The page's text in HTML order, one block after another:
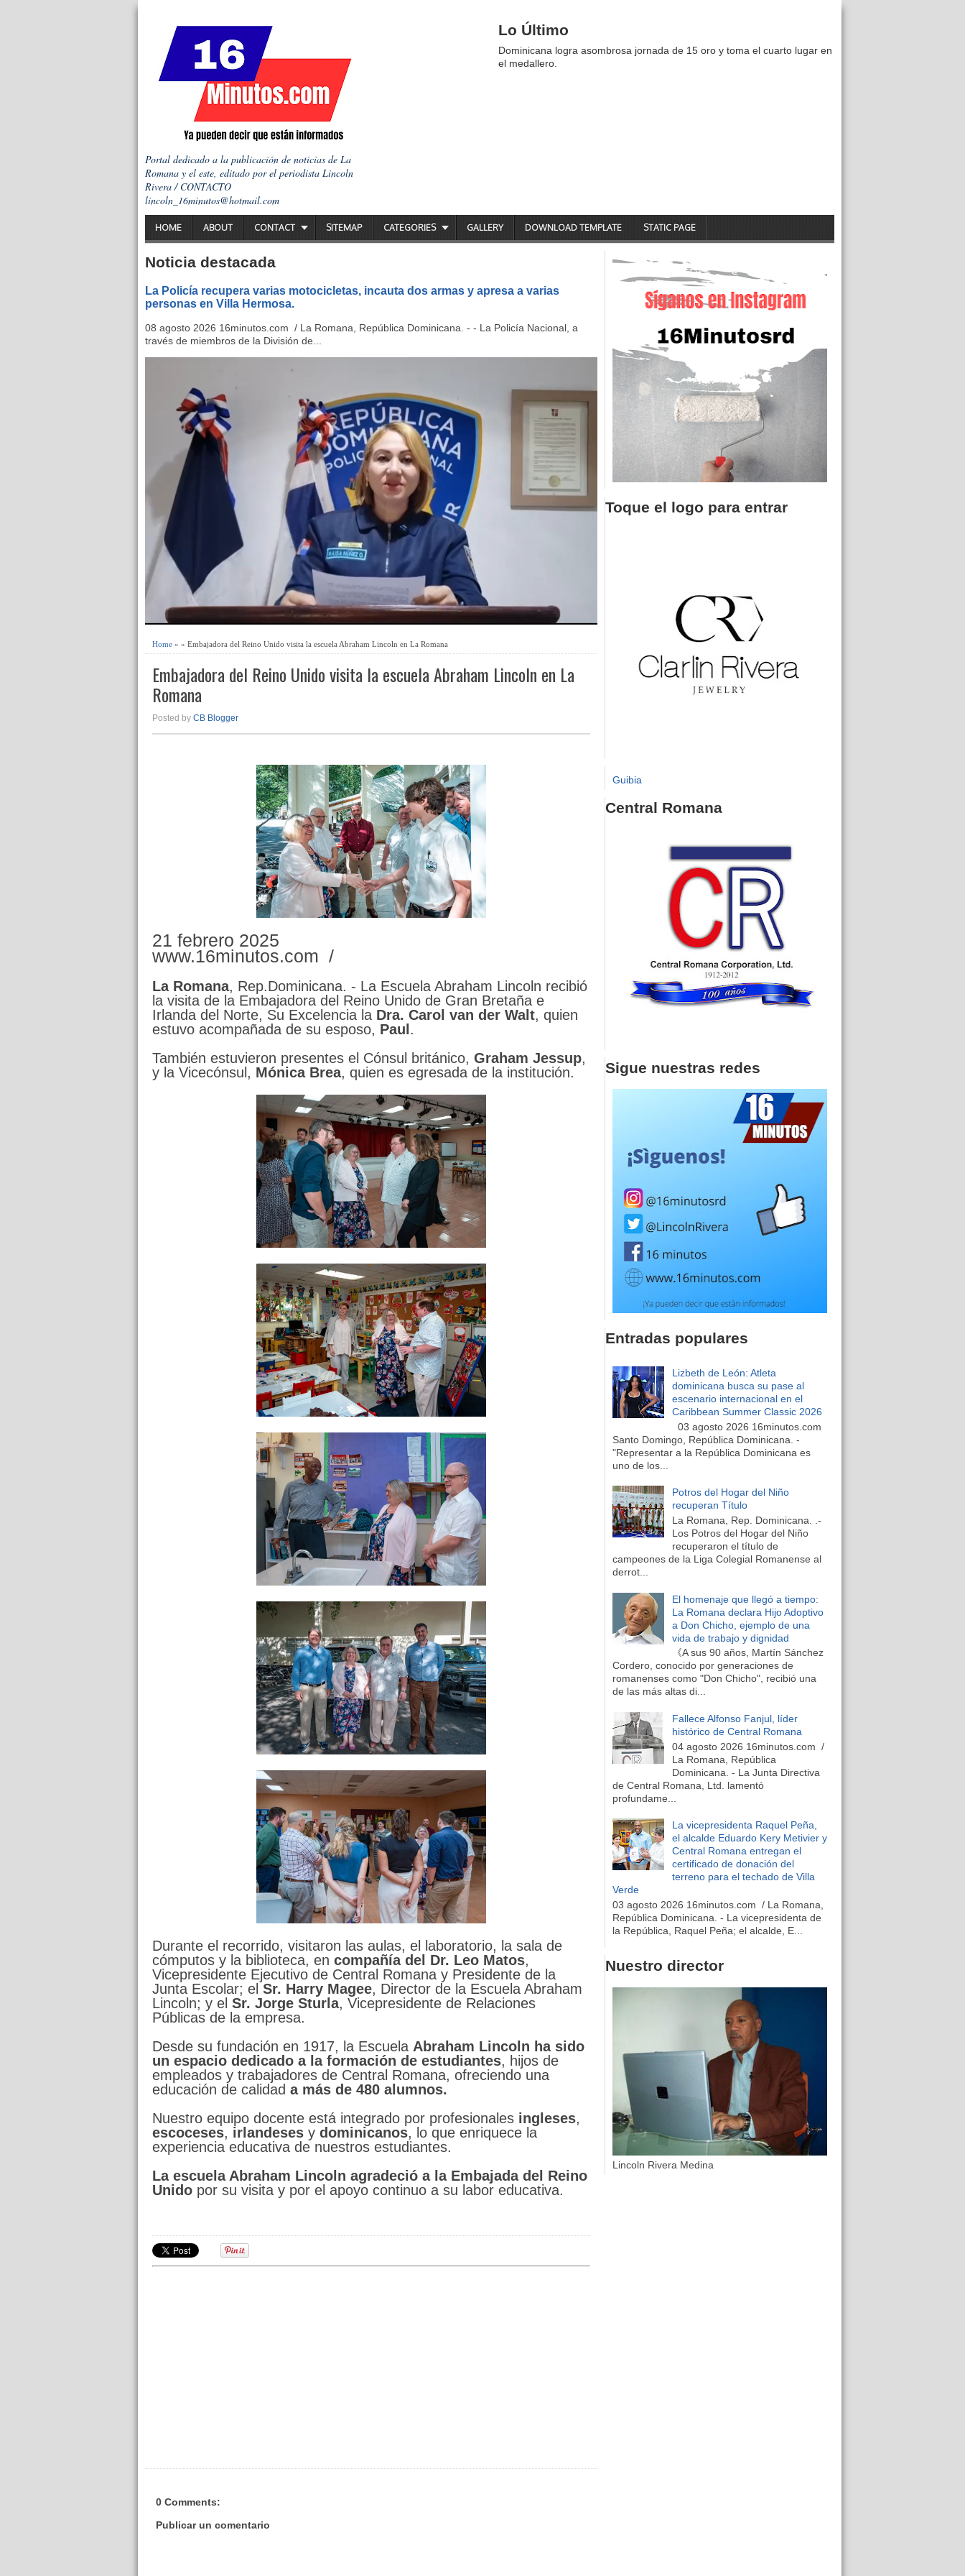
Portal dedicado a la publicación de noticias de La
Romana y el este, editado por el periodista Lincoln
Rivera / CONTACTO
lincoln_16minutos@hotmail.com
Lo Último
Dominicana logra asombrosa jornada de 15 oro y toma el cuarto lugar en
el medallero.
HOME ABOUT CONTACT SITEMAP CATEGORIES GALLERY DOWNLOAD TEMPLATE STATIC PAGE
Noticia destacada
La Policía recupera varias motocicletas, incauta dos armas y apresa a varias
personas en Villa Hermosa.
08 agosto 2026 16minutos.com / La Romana, República Dominicana. - - La Policía Nacional, a
través de miembros de la División de...
Home » » Embajadora del Reino Unido visita la escuela Abraham Lincoln en La Romana
Embajadora del Reino Unido visita la escuela Abraham Lincoln en La
Romana
Posted by CB Blogger
21 febrero 2025
www.16minutos.com /
La Romana, Rep.Dominicana. - La Escuela Abraham Lincoln recibió
la visita de la Embajadora del Reino Unido de Gran Bretaña e
Irlanda del Norte, Su Excelencia la Dra. Carol van der Walt, quien
estuvo acompañada de su esposo, Paul .
También estuvieron presentes el Cónsul británico, Graham Jessup,
y la Vicecónsul, Mónica Brea, quien es egresada de la institución.
Durante el recorrido, visitaron las aulas, el laboratorio, la sala de
cómputos y la biblioteca, en compañía del Dr. Leo Matos,
Vicepresidente Ejecutivo de Central Romana y Presidente de la
Junta Escolar; el Sr. Harry Magee, Director de la Escuela Abraham
Lincoln; y el Sr. Jorge Sturla, Vicepresidente de Relaciones
Públicas de la empresa.
Desde su fundación en 1917, la Escuela Abraham Lincoln ha sido
un espacio dedicado a la formación de estudiantes, hijos de
empleados y trabajadores de Central Romana, ofreciendo una
educación de calidad a más de 480 alumnos.
Nuestro equipo docente está integrado por profesionales ingleses,
escoceses, irlandeses y dominicanos, lo que enriquece la
experiencia educativa de nuestros estudiantes.
La escuela Abraham Lincoln agradeció a la Embajada del Reino
Unido por su visita y por el apoyo continuo a su labor educativa.
0 Comments:
Publicar un comentario
Toque el logo para entrar
Guibia
Central Romana
Sigue nuestras redes
Entradas populares
Lizbeth de León: Atleta
dominicana busca su pase al
escenario internacional en el
Caribbean Summer Classic 2026
03 agosto 2026 16minutos.com
Santo Domingo, República Dominicana. -
"Representar a la República Dominicana es
uno de los...
Potros del Hogar del Niño
recuperan Título
La Romana, Rep. Dominicana. .-
Los Potros del Hogar del Niño
recuperaron el título de
campeones de la Liga Colegial Romanense al
derrot...
El homenaje que llegó a tiempo:
La Romana declara Hijo Adoptivo
a Don Chicho, ejemplo de una
vida de trabajo y dignidad
《A sus 90 años, Martín Sánchez
Cordero, conocido por generaciones de
romanenses como "Don Chicho", recibió una
de las más altas di...
Fallece Alfonso Fanjul, líder
histórico de Central Romana
04 agosto 2026 16minutos.com /
La Romana, República
Dominicana. - La Junta Directiva
de Central Romana, Ltd. lamentó
profundame...
La vicepresidenta Raquel Peña,
el alcalde Eduardo Kery Metivier y
Central Romana entregan el
certificado de donación del
terreno para el techado de Villa
Verde
03 agosto 2026 16minutos.com / La Romana,
República Dominicana. - La vicepresidenta de
la República, Raquel Peña; el alcalde, E...
Nuestro director
Lincoln Rivera Medina